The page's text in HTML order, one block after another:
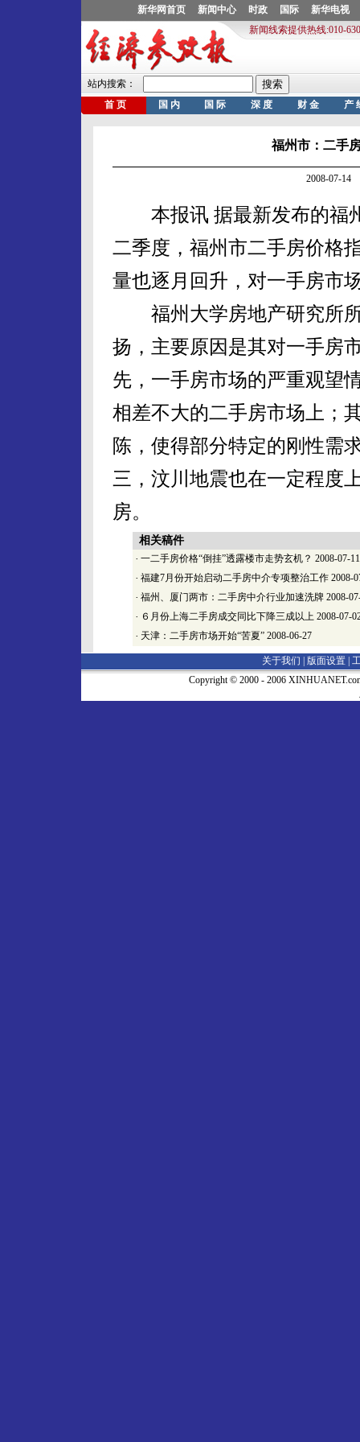
福州市：二手
2008-07-14
本报讯 据最新发布的福
二季度，福州市二手房价格
量也逐月回升，对一手房市
福州大学房地产研究所所
扬，主要原因是其对一手房
先，一手房市场的严重观望
相差不大的二手房市场上；
陈，使得部分特定的刚性需
三，汶川地震也在一定程度
房。
相关稿件
· 一二手房价格“倒挂”透露楼市走势玄机？ 2008-07-11
· 福建7月份开始启动二手房中介专项整治工作 2008-
· 福州、厦门两市：二手房中介行业加速洗牌 2008-
· ６月份上海二手房成交同比下降三成以上 2008-07-
· 天津：二手房市场开始“苦夏” 2008-06-27
关于我们 | 版面设置
Copyright © 2000 - 2006